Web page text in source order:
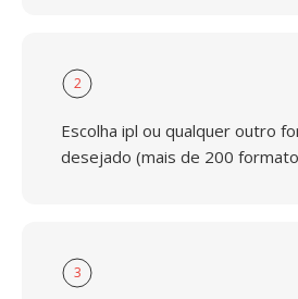
2
Escolha ipl ou qualquer outro
desejado (mais de 200
3